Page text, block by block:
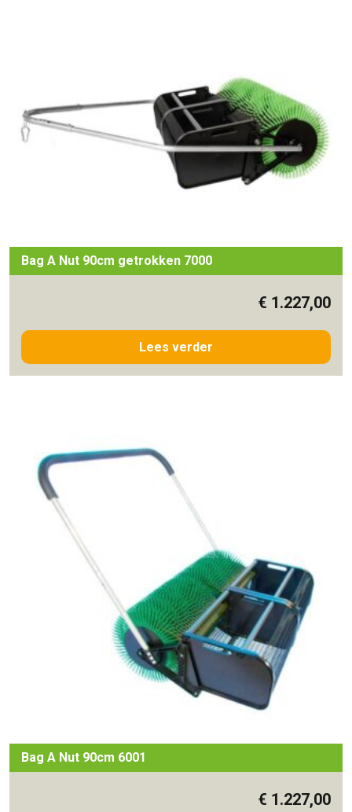
Bag A Nut 90cm getrokken 7000
€ 1.227,00
Lees verder
Bag A Nut 90cm 6001
€ 1.227,00